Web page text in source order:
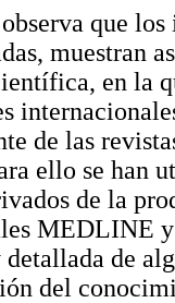
que
muestran
en la
de las
ello se han
de la
MEDLINE
de
del